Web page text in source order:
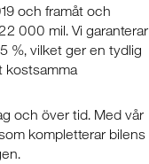
och framåt och
000 mil. Vi garanterar
%, vilket ger en tydlig
kostsamma
och över tid. Med vår
kompletterar bilens